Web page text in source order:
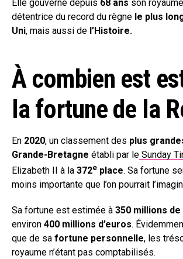
Elle gouverne depuis 68 ans son
détentrice du record du règne le plus
Uni, mais aussi de l’Histoire.
À combien est
la fortune de la
En 2020, un classement des plus
Grande-Bretagne établi par le Sunday
Elizabeth II à la 372e place. Sa fortune
moins importante que l’on pourrait
Sa fortune est estimée à 350 millions
environ 400 millions d’euros.
que de sa fortune personnelle, les
royaume n’étant pas comptabilisés.